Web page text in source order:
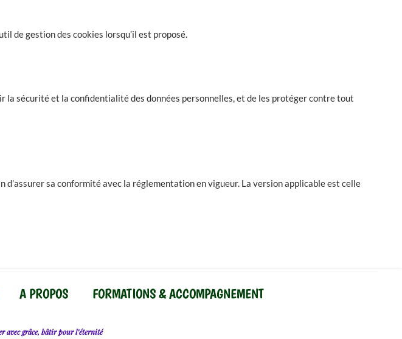
de gestion des cookies lorsqu’il est proposé.
sécurité et la confidentialité des données personnelles, et de les protéger contre tout
sa conformité avec la réglementation en vigueur. La version applicable est celle
A PROPOS FORMATIONS & ACCOMPAGNEMENT
avec grâce, bâtir pour l’éternité